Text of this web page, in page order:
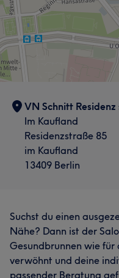
VN Schnitt
Im Kaufland
Residenzstraße 85
im Kaufland
13409 Berlin
Suchst du einen
Nähe? Dann ist der
Gesundbrunnen wie
verwöhnt und deine
passender Beratung